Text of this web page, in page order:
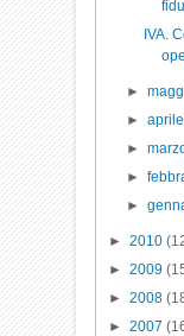
IVA.
►
► aprile
►
►
►
►2010
►2009
►2008
►2007